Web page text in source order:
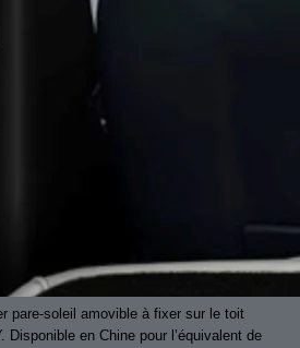
pare-soleil amovible à fixer sur le toit
Disponible en Chine pour l’équivalent de